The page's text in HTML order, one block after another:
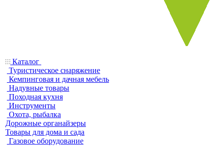
Каталог
Туристическое снаряжение
Кемпинговая и дачная мебель
Надувные товары
Походная кухня
Инструменты
Охота, рыбалка
Дорожные органайзеры
Товары для дома и сада
Газовое оборудование